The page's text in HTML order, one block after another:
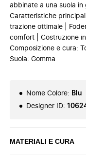
abbinate a una suola
Caratteristiche
trazione ottimale |
comfort | Costruzione
Composizione e cura:
Suola: Gomma
Nome Colore: Blu
Designer ID:
MATERIALI E CURA